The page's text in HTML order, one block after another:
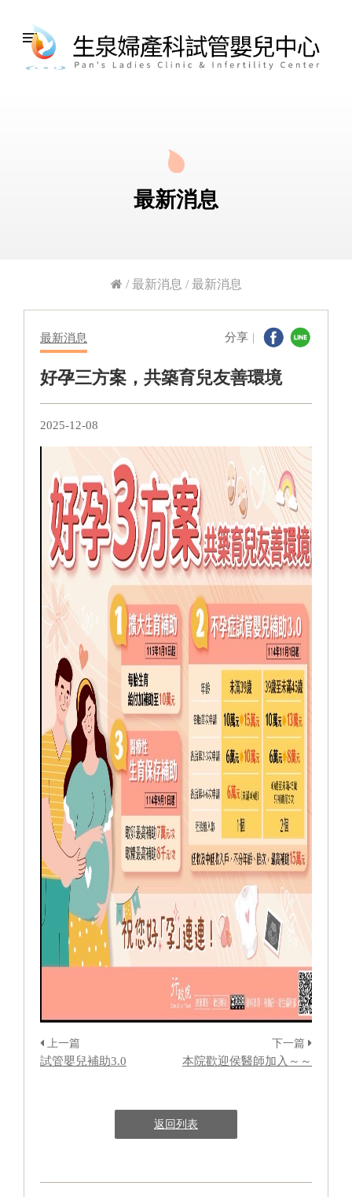
menu
最新消息
/ 最新消息 /最新消息
最新消息 分享
好孕三方案，共築育兒友善環境
2025-12-08
上一篇
試管嬰兒補助3.0
下一篇
本院歡迎侯醫師加入～～
返回列表